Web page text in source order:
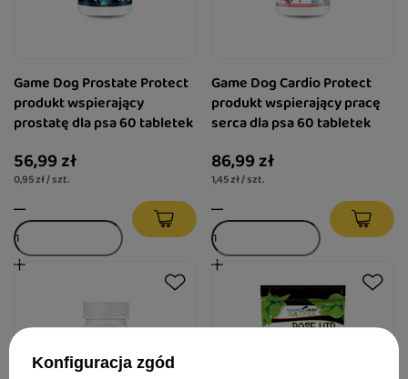
Game Dog Prostate Protect
produkt wspierający
prostatę dla psa 60 tabletek
56,99 zł
0,95 zł / szt.
Game Dog Cardio Protect
produkt wspierający pracę
serca dla psa 60 tabletek
86,99 zł
1,45 zł / szt.
Konfiguracja zgód